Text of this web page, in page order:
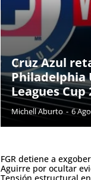
Cruz Azul
Philadelphia
Leagues Cup
Michell Aburto - 6
FGR detiene a
Aguirre por ocultar